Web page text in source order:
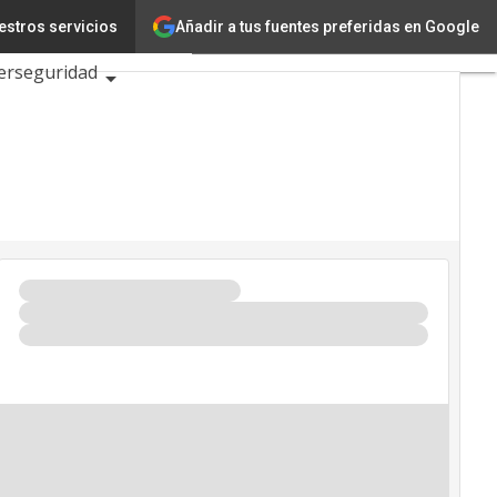
Añadir a tus fuentes preferidas en Google
servicios
Ciencia